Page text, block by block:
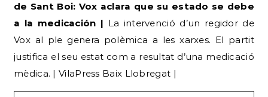
de Sant Boi: Vox aclara que su estado se debe
a la medicación | La intervenció d’un regidor de
Vox al ple genera polèmica a les xarxes. El partit
justifica el seu estat com a resultat d’una medicació
mèdica. | VilaPress Baix Llobregat |